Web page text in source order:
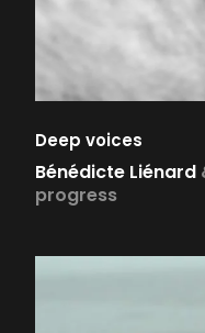
Deep voices
Bénédicte Liénard
progress